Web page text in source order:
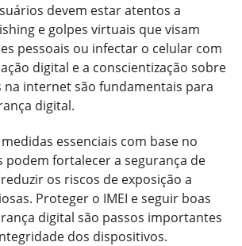
devem estar atentos a
e golpes virtuais que visam
pessoais ou infectar o celular com
digital e a conscientização sobre
na internet são fundamentais para
digital.
essenciais com base no
podem fortalecer a segurança de
os riscos de exposição a
Proteger o IMEI e seguir boas
digital são passos importantes
dos dispositivos.